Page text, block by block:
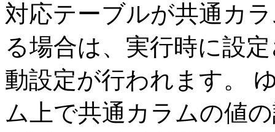
対応テーブルが共通カ
る場合は、実行時に設
動設定が行われます。
ム上で共通カラムの値